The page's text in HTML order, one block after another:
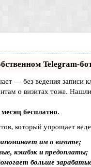
Telegram-
— без ведения записи
о визитах тоже.
бесплатно.
который упрощает
им о визите;
кэшбэк и предоплаты;
больше